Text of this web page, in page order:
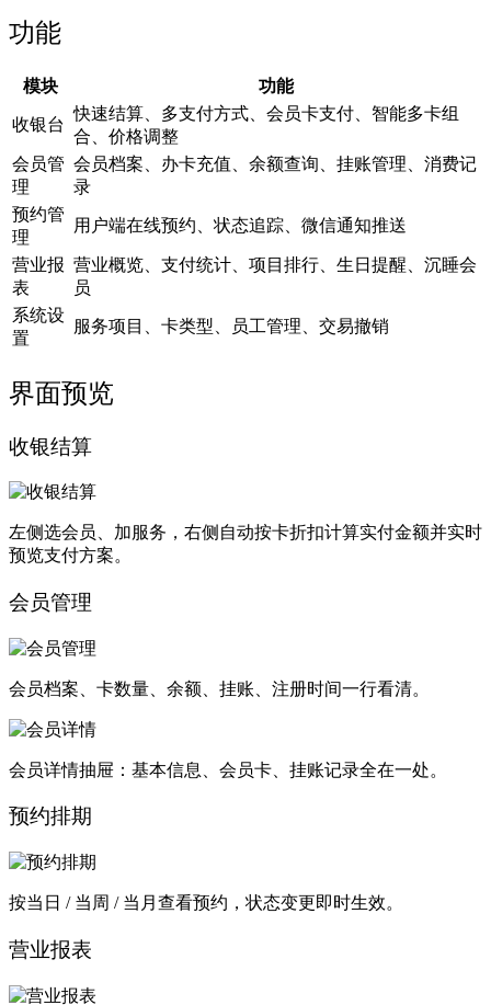
功能
模块 功能
收银台
快速结算、多支付方式、会员卡支付、智能多卡组
合、价格调整
会员管
理
会员档案、办卡充值、余额查询、挂账管理、消费记
录
预约管
理
用户端在线预约、状态追踪、微信通知推送
营业报
表
营业概览、支付统计、项目排行、生日提醒、沉睡会
员
系统设
置
服务项目、卡类型、员工管理、交易撤销
界面预览
收银结算
左侧选会员、加服务，右侧自动按卡折扣计算实付金额并实时
预览支付方案。
会员管理
会员档案、卡数量、余额、挂账、注册时间一行看清。
会员详情抽屉：基本信息、会员卡、挂账记录全在一处。
预约排期
按当日 / 当周 / 当月查看预约，状态变更即时生效。
营业报表